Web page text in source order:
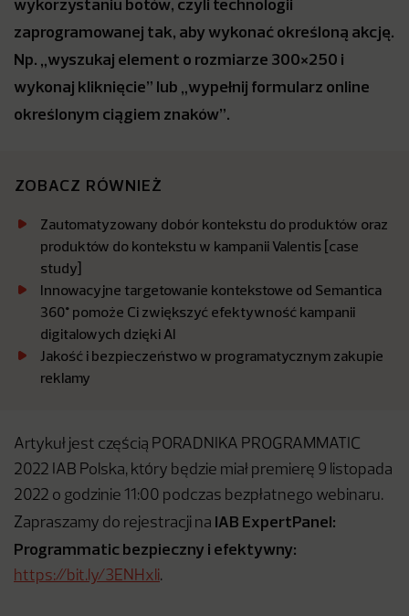
wykorzystaniu botów, czyli technologii
zaprogramowanej tak, aby wykonać określoną akcję.
Np. „wyszukaj element o rozmiarze 300×250 i
wykonaj kliknięcie” lub „wypełnij formularz online
określonym ciągiem znaków”.
ZOBACZ RÓWNIEŻ
Zautomatyzowany dobór kontekstu do produktów oraz
produktów do kontekstu w kampanii Valentis [case
study]
Innowacyjne targetowanie kontekstowe od Semantica
360° pomoże Ci zwiększyć efektywność kampanii
digitalowych dzięki AI
Jakość i bezpieczeństwo w programatycznym zakupie
reklamy
Artykuł jest częścią PORADNIKA PROGRAMMATIC
2022 IAB Polska, który będzie miał premierę 9 listopada
2022 o godzinie 11:00 podczas bezpłatnego webinaru.
Zapraszamy do rejestracji na IAB ExpertPanel:
Programmatic bezpieczny i efektywny:
https://bit.ly/3ENHxli.